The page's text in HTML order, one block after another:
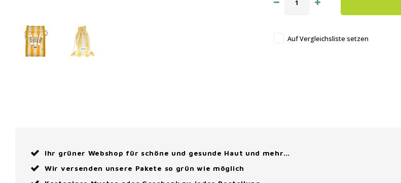
Auf Vergleichsliste setzen
Ihr grüner Webshop für schöne und gesunde Haut und mehr…
Wir versenden unsere Pakete so grün wie möglich